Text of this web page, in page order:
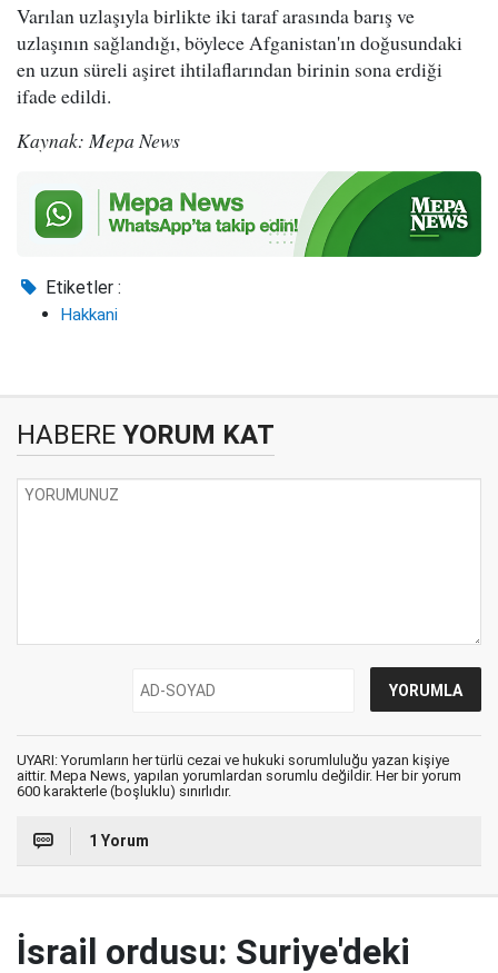
Varılan uzlaşıyla birlikte iki taraf arasında barış ve
uzlaşının sağlandığı, böylece Afganistan'ın doğusundaki
en uzun süreli aşiret ihtilaflarından birinin sona erdiği
ifade edildi.
Kaynak: Mepa News
Etiketler :
Hakkani
HABERE YORUM KAT
UYARI: Yorumların her türlü cezai ve hukuki sorumluluğu yazan kişiye
aittir. Mepa News, yapılan yorumlardan sorumlu değildir. Her bir yorum
600 karakterle (boşluklu) sınırlıdır.
1 Yorum
İsrail ordusu: Suriye'deki